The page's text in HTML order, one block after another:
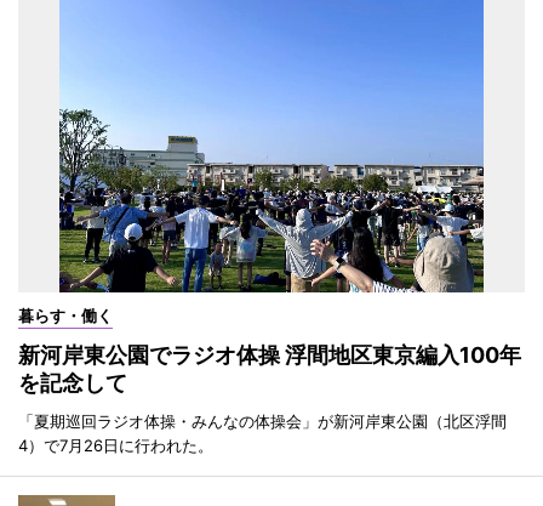
暮らす・働く
新河岸東公園でラジオ体操 浮間地区東京編入100年
を記念して
「夏期巡回ラジオ体操・みんなの体操会」が新河岸東公園（北区浮間
4）で7月26日に行われた。